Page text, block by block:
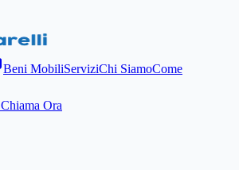
Beni MobiliServiziChi SiamoCome
Chiama Ora